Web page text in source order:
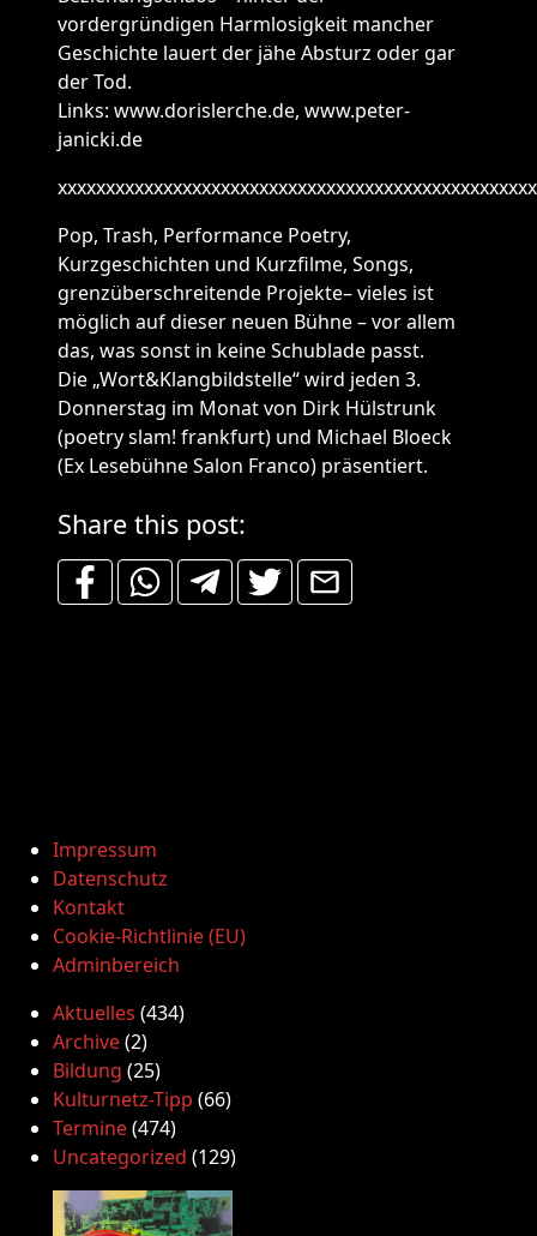
vordergründigen Harmlosigkeit mancher
Geschichte lauert der jähe Absturz oder gar
der Tod.
Links: www.dorislerche.de, www.peter-
janicki.de
Pop, Trash, Performance Poetry,
Kurzgeschichten und Kurzfilme, Songs,
grenzüberschreitende Projekte– vieles ist
möglich auf dieser neuen Bühne – vor allem
das, was sonst in keine Schublade passt.
Die „Wort&Klangbildstelle“ wird jeden 3.
Donnerstag im Monat von Dirk Hülstrunk
(poetry slam! frankfurt) und Michael Bloeck
(Ex Lesebühne Salon Franco) präsentiert.
Share this post:
Impressum
Datenschutz
Kontakt
Cookie-Richtlinie (EU)
Adminbereich
Aktuelles (434)
Archive(2)
Bildung (25)
Kulturnetz-Tipp (66)
Termine(474)
Uncategorized (129)